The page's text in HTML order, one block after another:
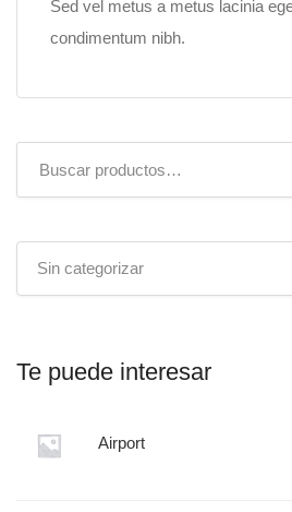
Sed vel metus a metus lacinia
condimentum nibh.
Sin categorizar
Te puede interesar
Airport